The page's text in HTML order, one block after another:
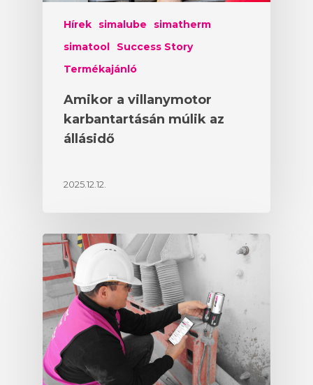
Hírek simalube
simatherm
simatool
Success Story
Termékajánló
Amikor a villanymotor
karbantartásán múlik az
állásidő
2025.12.12.